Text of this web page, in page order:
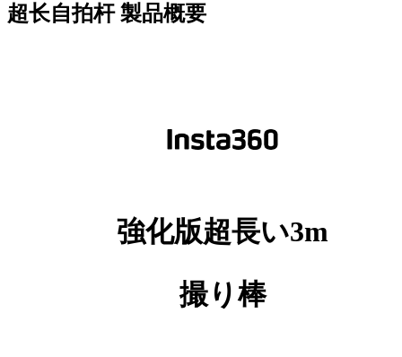
超长自拍杆製品概要
強化版超長い3m
撮り棒